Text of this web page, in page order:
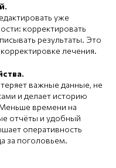
уже
корректировать
результаты. Это
лечения.
важные данные, не
и делает историю
времени на
отчёты и удобный
оперативность
за поголовьем.